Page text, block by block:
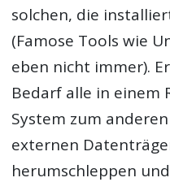
solchen, die
(Famose Tools wie
eben nicht immer).
Bedarf alle in einem
System zum
externen
herumschleppen